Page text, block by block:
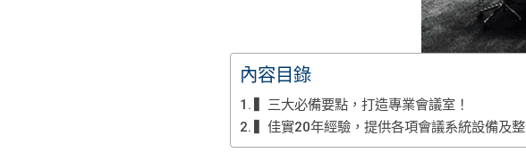
內容目錄
▍三大必備要點，打造專業會議室！
▍佳實20年經驗，提供各項會議系統設備及